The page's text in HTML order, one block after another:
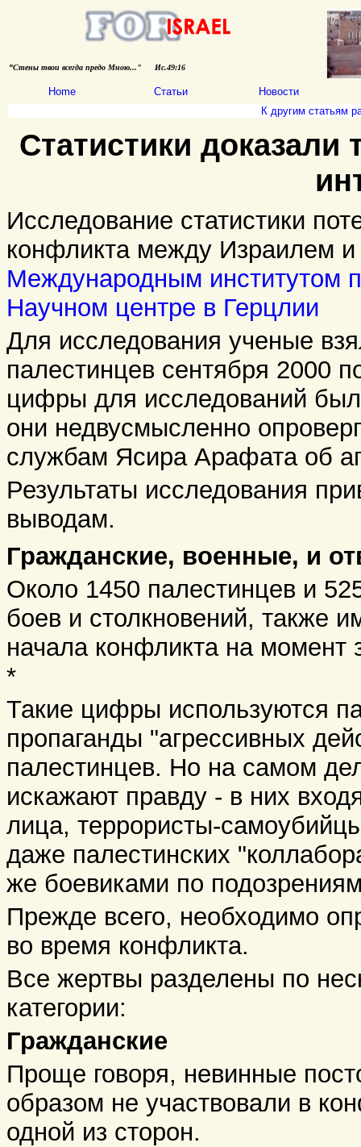
"Стены твои всегда предо Мною..." Ис.49:16
Home Статьи
Новости
К другим статьям
Статистики доказали
Исследование статистики
конфликта между Израилем
Международным институтом
Научном центре в Герцлии
Для исследования ученые
палестинцев сентября 2000
цифры для исследований
они недвусмысленно
службам Ясира Арафата об
Результаты исследования
выводам.
Гражданские, военные, и
Около 1450 палестинцев и
боев и столкновений, также
начала конфликта на момент
*
Такие цифры используются
пропаганды "агрессивных
палестинцев. Но на самом
искажают правду - в них
лица, террористы-
даже палестинских
же боевиками по
Прежде всего, необходимо
во время конфликта.
Все жертвы разделены по
категории:
Гражданские
Проще говоря, невинные
образом не участвовали в
одной из сторон.